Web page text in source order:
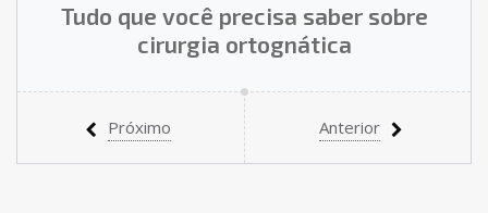
Tudo que você precisa saber sobre
cirurgia ortognática
Próximo Anterior